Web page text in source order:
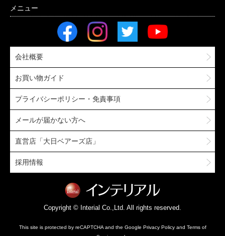
会社概要
お買い物ガイド
プライバシーポリシー・免責事項
メールが届かない方へ
直営店「大日ベアーズ店」
採用情報
Copyright © Interial Co.,Ltd. All rights reserved.
This site is protected by reCAPTCHA and the Google Privacy Policyand Terms of